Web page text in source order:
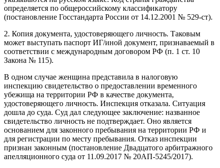
определяется по общероссийскому классификатору
(постановление Госстандарта России от 14.12.2001 № 529-ст).
2. Копия документа, удостоверяющего личность. Таковым
может выступать паспорт ИГ/иной документ, признаваемый в
соответствии с международным договором РФ (п. 1 ст. 10
Закона № 115).
В одном случае женщина представила в налоговую
инспекцию свидетельство о предоставлении временного
убежища на территории РФ в качестве документа,
удостоверяющего личность. Инспекция отказала. Ситуация
дошла до суда. Суд дал следующее заключение: названное
свидетельство личность не подтверждает. Оно является
основанием для законного пребывания на территории РФ и
для регистрации по месту пребывания. Отказ инспекции
признан законным (постановление Двадцатого арбитражного
апелляционного суда от 11.09.2017 № 20АП-5245/2017).